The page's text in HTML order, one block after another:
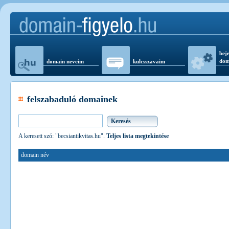
domain neveim kulcsszavaim
felszabaduló domainek
A keresett szó: "becsiantikvitas.hu". Teljes lista megtekintése
domain név